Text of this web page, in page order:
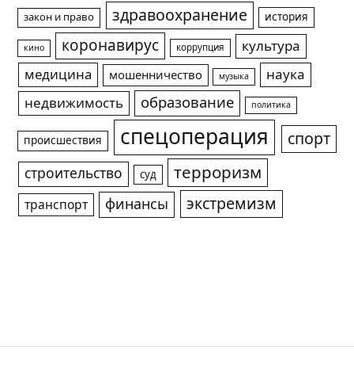
закон и право здравоохранение история
кино коронавирус коррупция
культура
медицина
мошенничество музыка
наука
недвижимость
образование политика
происшествия спецоперация спорт
строительство суд терроризм
транспорт финансы экстремизм